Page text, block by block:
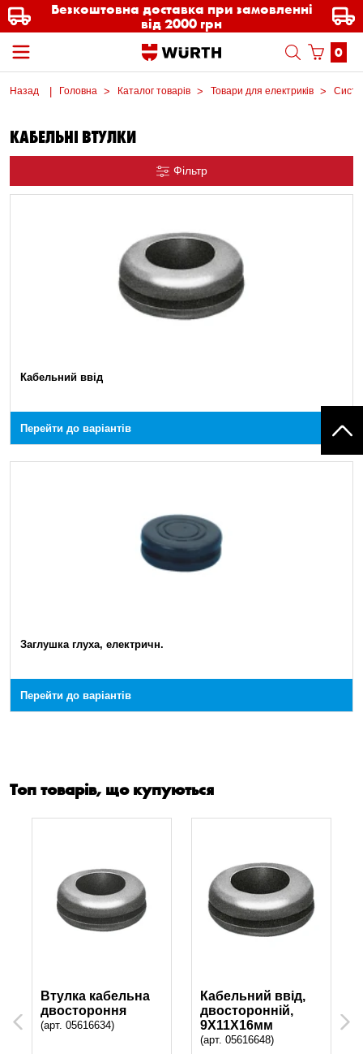
Безкоштовна доставка при замовленні
від 2000 грн
0
Назад Головна Каталог товарів Товари для електриків
КАБЕЛЬНІ ВТУЛКИ
Фільтр
Кабельний ввід
Перейти до варіантів
Заглушка глуха, електричн.
Перейти до варіантів
Топ товарів, що купуються
Previous
Втулка кабельна
двостороння
(арт. 05616634)
Кабельний ввід,
двосторонній,
9X11X16мм
(арт. 05616648)
Next